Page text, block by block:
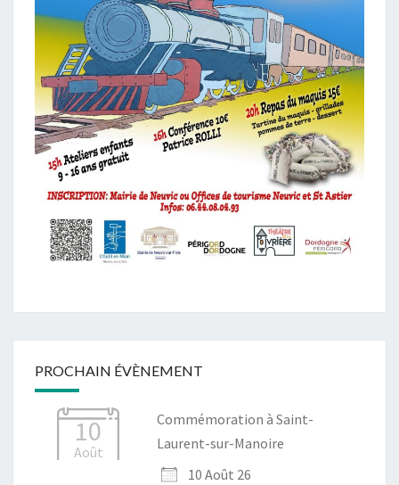
PROCHAIN ÉVÈNEMENT
10
Août
Commémoration à Saint-
Laurent-sur-Manoire
10 Août 26